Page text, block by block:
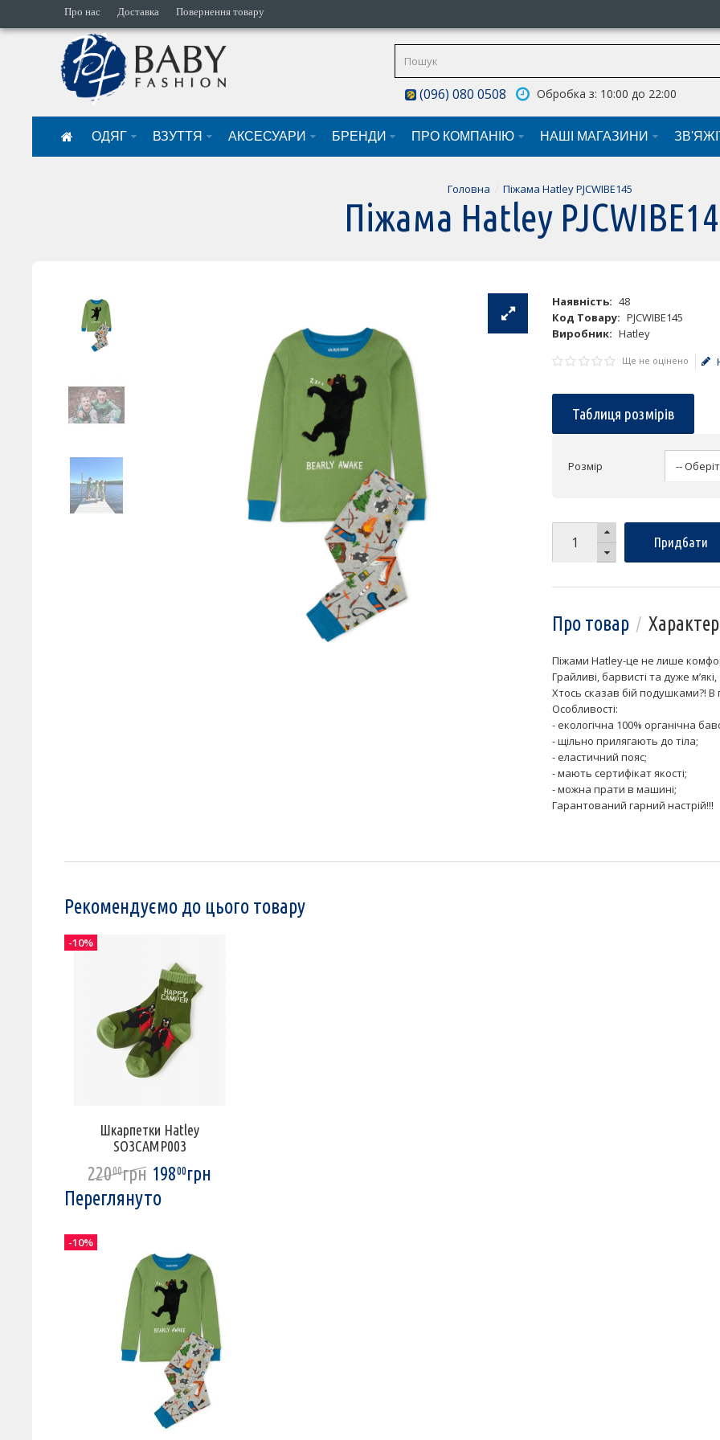
Про нас Доставка Повернення товару
(096) 080 0508 Обробка з: 10:00 до 22:00
ОДЯГ ВЗУТТЯ АКСЕСУАРИ БРЕНДИ ПРО КОМПАНІЮ НАШI МАГАЗИНИ
Головна Піжама Hatley PJCWIBE145
Піжама Hatley
Наявність: 48
Код Товару: PJCWIBE145
Виробник: Hatley
Ще не оцінено
Таблиця розмірів
Розмір
Придбати
Про товар
Піжами Hatley-це не лише
Грайливі, барвисті та дуже м’які,
Хтось сказав бій подушками?! В
Особливості:
- екологічна 100% органічна
- щільно прилягають до тіла;
- еластичний пояс;
- мають сертифікат якості;
- можна прати в машині;
Гарантований гарний настрій!!!
Рекомендуємо до цього товару
Шкарпетки Hatley
SO3CAMP003
22000грн 19800грн
-10%
Переглянуто
-10%